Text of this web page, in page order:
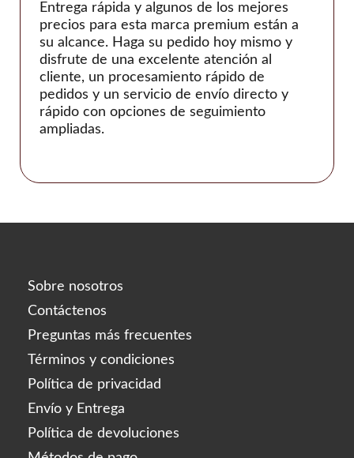
Entrega rápida y algunos de los mejores
precios para esta marca premium están a
su alcance. Haga su pedido hoy mismo y
disfrute de una excelente atención al
cliente, un procesamiento rápido de
pedidos y un servicio de envío directo y
rápido con opciones de seguimiento
ampliadas.
Sobre nosotros
Contáctenos
Preguntas más frecuentes
Términos y condiciones
Política de privacidad
Envío y Entrega
Política de devoluciones